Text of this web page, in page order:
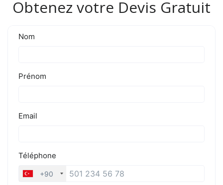
Obtenez votre Devis Gratuit